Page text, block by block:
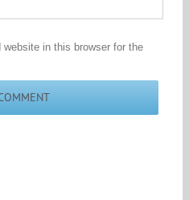
in this browser for the